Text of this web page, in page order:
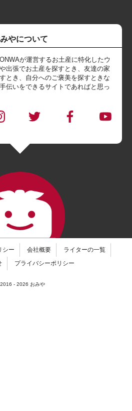
やについて
が運営するお土産に特化したウ
出張でお土産を探すとき、友達の家
とき、自分へのご褒美を探すときな
伝いをできるサイトであればと思っ
シー 会社概要
ライターの一覧
プライバシーポリシー
- 2026 おみや